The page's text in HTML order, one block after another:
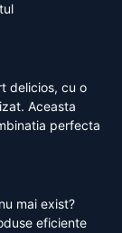
delicios, cu o
Aceasta
perfecta
mai exist?
eficiente